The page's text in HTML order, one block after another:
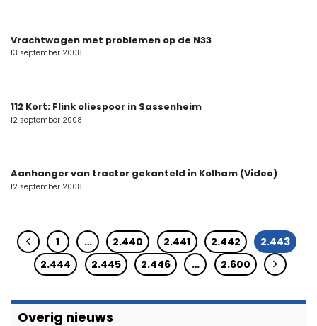
Vrachtwagen met problemen op de N33
13 september 2008
112 Kort: Flink oliespoor in Sassenheim
12 september 2008
Aanhanger van tractor gekanteld in Kolham (Video)
12 september 2008
1 … 2.440 2.441 2.442
2.443
2.444
2.445 2.446 … 2.600
Overig nieuws